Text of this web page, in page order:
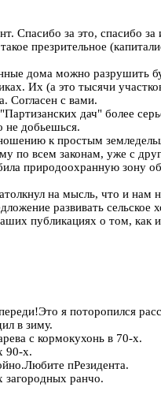
Спасибо за это, спасибо
презрительное
дома можно разрушить
Их (а это тысячи
Согласен с вами.
дач" более
не добьешься.
к простым
по всем законам, уже с
природоохранную зону
на мысль, что и нам
развивать сельское
публикациях о том,
я поторопился
в зиму.
с кормокухонь в 70-х.
90-х.
пРезидента.
загородных ранчо.